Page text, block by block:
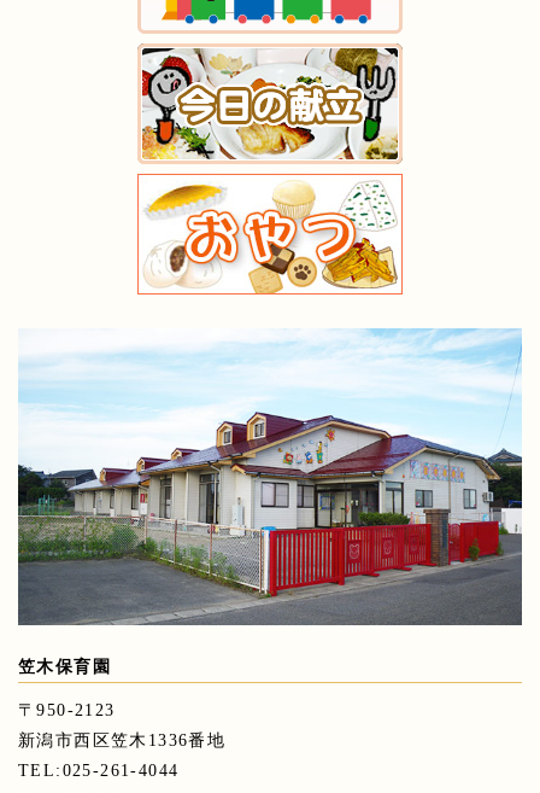
笠木保育園
〒950-2123
新潟市西区笠木1336番地
TEL:025-261-4044